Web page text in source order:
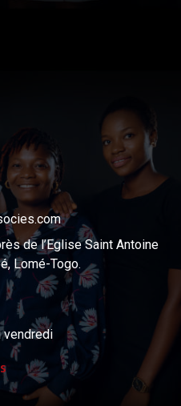
de l’Eglise Saint Antoine
Lomé-Togo.
vendredi